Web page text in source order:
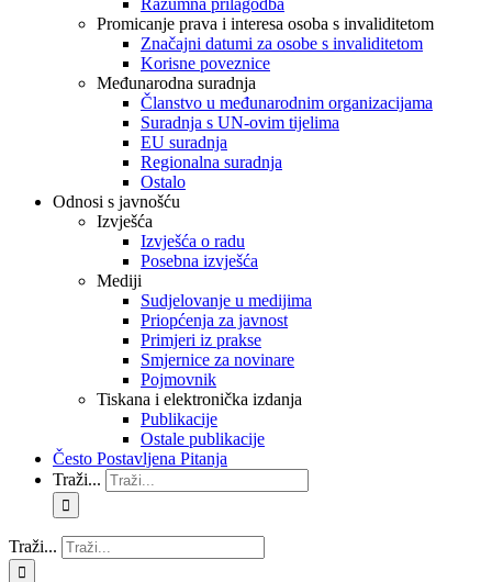
Razumna prilagodba
Promicanje prava i interesa osoba s invaliditetom
Značajni datumi za osobe s invaliditetom
Korisne poveznice
Međunarodna suradnja
Članstvo u međunarodnim organizacijama
Suradnja s UN-ovim tijelima
EU suradnja
Regionalna suradnja
Ostalo
Odnosi s javnošću
Izvješća
Izvješća o radu
Posebna izvješća
Mediji
Sudjelovanje u medijima
Priopćenja za javnost
Primjeri iz prakse
Smjernice za novinare
Pojmovnik
Tiskana i elektronička izdanja
Publikacije
Ostale publikacije
Često Postavljena Pitanja
Traži...
Traži...